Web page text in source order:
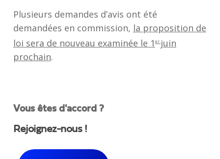
Plusieurs demandes d’avis ont été
demandées en commission, la proposition de
loi sera de nouveau examinée le 1 erjuin
prochain.
Vous êtes d'accord ?
Rejoignez-nous !